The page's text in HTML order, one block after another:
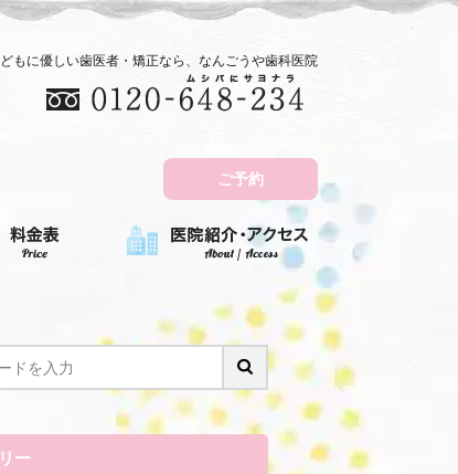
もに優しい歯医者・矯正なら、なんごうや歯科医院
ご予約
ー